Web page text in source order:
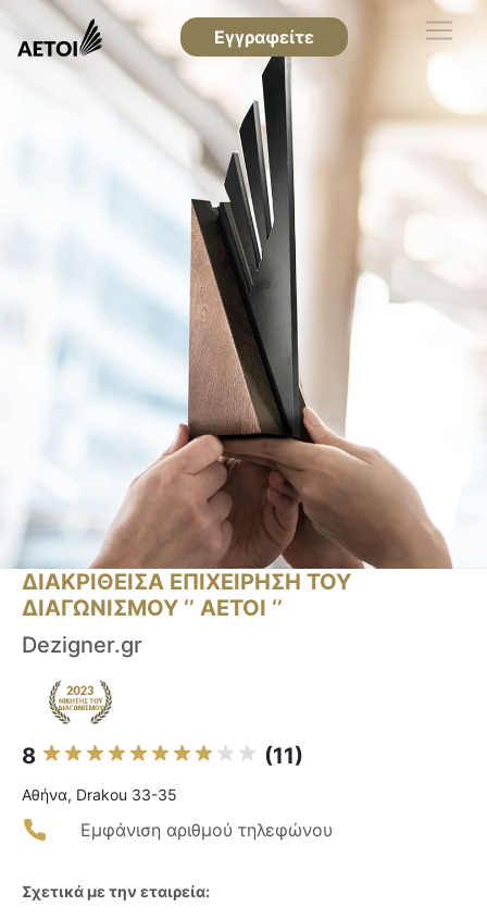
Εγγραφείτε
ΔΙΑΚΡΙΘΕΙΣΑ ΕΠΙΧΕΙΡΗΣΗ ΤΟΥ
ΔΙΑΓΩΝΙΣΜΟΥ ‘’ ΑΕΤΟΙ ‘’
Dezigner.gr
8 (11)
Αθήνα, Drakou 33-35
Εμφάνιση αριθμού τηλεφώνου
Σχετικά με την εταιρεία: